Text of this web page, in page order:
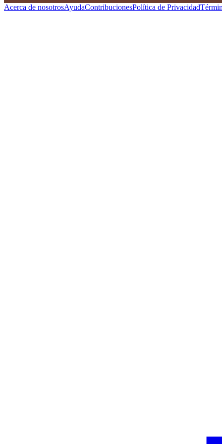
Acerca de nosotrosAyudaContribucionesPolítica de Privacidad